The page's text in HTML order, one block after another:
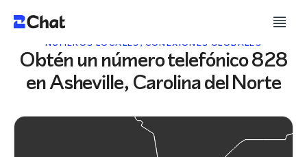
NÚMEROS LOCALES, CONEXIONES GLOBALES
Obtén un número telefónico 828
en Asheville, Carolina del Norte